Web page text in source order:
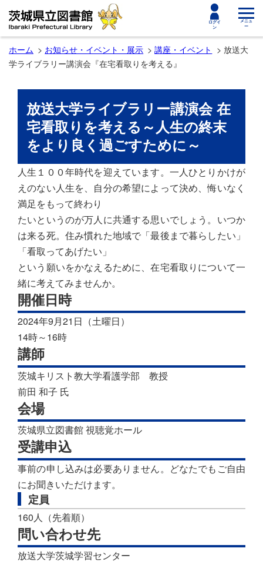
ログイ
ン
toggle
メニュ
ー
ホーム お知らせ・イベント・展示 講座・イベント
放送大
学ライブラリー講演会『在宅看取りを考える』
放送大学ライブラリー講演会 在
宅看取りを考える～人生の終末
をより良く過ごすために～
人生１００年時代を迎えています。一人ひとりかけが
えのない人生を、自分の希望によって決め、悔いなく
満足をもって終わり
たいというのが万人に共通する思いでしょう。いつか
は来る死。住み慣れた地域で「最後まで暮らしたい」
「看取ってあげたい」
という願いをかなえるために、在宅看取りについて一
緒に考えてみませんか。
開催日時
2024年9月21日（土曜日）
14時～16時
講師
茨城キリスト教大学看護学部 教授
前田 和子 氏
会場
茨城県立図書館 視聴覚ホール
受講申込
事前の申し込みは必要ありません。どなたでもご自由
にお聞きいただけます。
定員
160人（先着順）
問い合わせ先
放送大学茨城学習センター